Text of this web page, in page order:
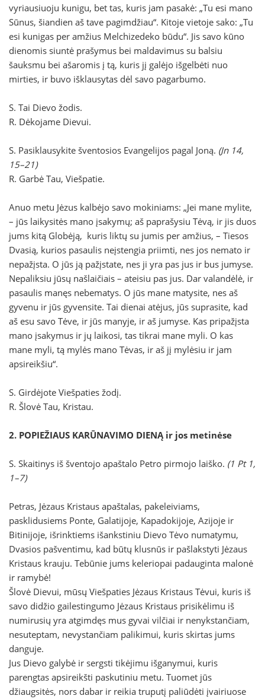
vyriausiuoju kunigu, bet tas, kuris jam pasakė: „Tu esi mano
Sūnus, šiandien aš tave pagimdžiau“. Kitoje vietoje sako: „Tu
esi kunigas per amžius Melchizedeko būdu“. Jis savo kūno
dienomis siuntė prašymus bei maldavimus su balsiu
šauksmu bei ašaromis į tą, kuris jį galėjo išgelbėti nuo
mirties, ir buvo išklausytas dėl savo pagarbumo.
S. Tai Dievo žodis.
R. Dėkojame Dievui.
S. Pasiklausykite šventosios Evangelijos pagal Joną. (Jn 14,
15–21)
R. Garbė Tau, Viešpatie.
Anuo metu Jėzus kalbėjo savo mokiniams: „Jei mane mylite,
– jūs laikysitės mano įsakymų; aš paprašysiu Tėvą, ir jis duos
jums kitą Globėją, kuris liktų su jumis per amžius, – Tiesos
Dvasią, kurios pasaulis neįstengia priimti, nes jos nemato ir
nepažįsta. O jūs ją pažįstate, nes ji yra pas jus ir bus jumyse.
Nepaliksiu jūsų našlaičiais – ateisiu pas jus. Dar valandėlė, ir
pasaulis manęs nebematys. O jūs mane matysite, nes aš
gyvenu ir jūs gyvensite. Tai dienai atėjus, jūs suprasite, kad
aš esu savo Tėve, ir jūs manyje, ir aš jumyse. Kas pripažįsta
mano įsakymus ir jų laikosi, tas tikrai mane myli. O kas
mane myli, tą mylės mano Tėvas, ir aš jį mylėsiu ir jam
apsireikšiu“.
S. Girdėjote Viešpaties žodį.
R. Šlovė Tau, Kristau.
2. POPIEŽIAUS KARŪNAVIMO DIENĄ ir jos metinėse
S. Skaitinys iš šventojo apaštalo Petro pirmojo laiško. (1 Pt 1,
1–7)
Petras, Jėzaus Kristaus apaštalas, pakeleiviams,
pasklidusiems Ponte, Galatijoje, Kapadokijoje, Azijoje ir
Bitinijoje, išrinktiems išankstiniu Dievo Tėvo numatymu,
Dvasios pašventimu, kad būtų klusnūs ir pašlakstyti Jėzaus
Kristaus krauju. Tebūnie jums keleriopai padauginta malonė
ir ramybė!
Šlovė Dievui, mūsų Viešpaties Jėzaus Kristaus Tėvui, kuris iš
savo didžio gailestingumo Jėzaus Kristaus prisikėlimu iš
numirusių yra atgimdęs mus gyvai vilčiai ir nenykstančiam,
nesuteptam, nevystančiam palikimui, kuris skirtas jums
danguje.
Jus Dievo galybė ir sergsti tikėjimu išganymui, kuris
parengtas apsireikšti paskutiniu metu. Tuomet jūs
džiaugsitės, nors dabar ir reikia truputį paliūdėti įvairiuose